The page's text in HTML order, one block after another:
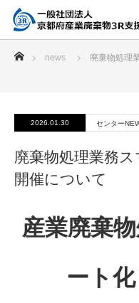
news 廃棄物処理
2026.01.30 センター
廃棄物処理業務
開催について
産業廃棄
ート